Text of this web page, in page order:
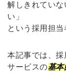
解しきれてい
い」
という採用担当
本記事では、採
サービスの基本